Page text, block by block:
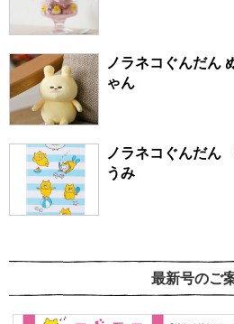
ノラネコぐんだん
ゃん
ノラネコぐんだ
うみ
最新号のご